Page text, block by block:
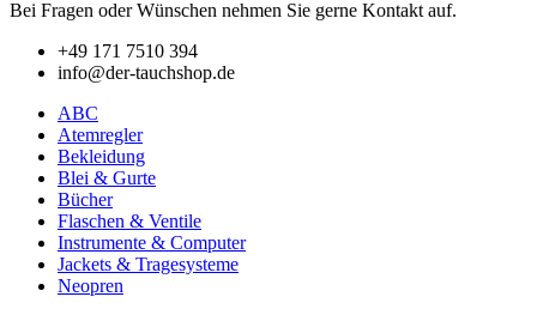
Optionen
auf
der
Bei Fragen oder Wünschen nehmen Sie gerne Kontakt auf.
+49 171 7510 394
info@der-tauchshop.de
ABC
Atemregler
Bekleidung
Blei & Gurte
Bücher
Flaschen & Ventile
Instrumente & Computer
Jackets & Tragesysteme
Neopren